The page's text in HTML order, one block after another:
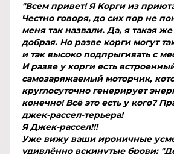
"Всем привет! Я Корги из
Честно говоря, до сих пор не
меня так назвали. Да, я такая
добрая. Но разве корги могут
и так высоко подпрыгивать с
И разве у корги есть
самозаряжаемый моторчик,
круглосуточно генерирует
конечно! Всё это есть у кого?
джек-рассел-терьера!
Я Джек-рассел!!!
Уже вижу ваши ироничные
удивлённо вскинутые брови: